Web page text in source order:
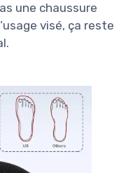
une chaussure
visé, ça reste